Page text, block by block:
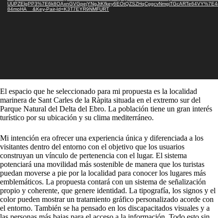
84moHA__&Key-Pair-Id=K3T7EYR9NMFURT
El espacio que he seleccionado para mi propuesta es la localidad
marinera de Sant Carles de la Ràpita situada en el extremo sur del
Parque Natural del Delta del Ebro. La población tiene un gran interés
turístico por su ubicación y su clima mediterráneo.
Mi intención era ofrecer una experiencia única y diferenciada a los
visitantes dentro del entorno con el objetivo que los usuarios
construyan un vínculo de pertenencia con el lugar. El sistema
potenciará una movilidad más sostenible de manera que los turistas
puedan moverse a pie por la localidad para conocer los lugares más
emblemáticos. La propuesta contará con un sistema de señalización
propio y coherente, que genere identidad. La tipografía, los signos y el
color pueden mostrar un tratamiento gráfico personalizado acorde con
el entorno. También se ha pensado en los discapacitados visuales y a